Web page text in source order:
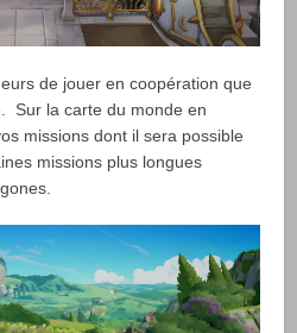
de jouer en coopération que
Sur la carte du monde en
missions dont il sera possible
missions plus longues